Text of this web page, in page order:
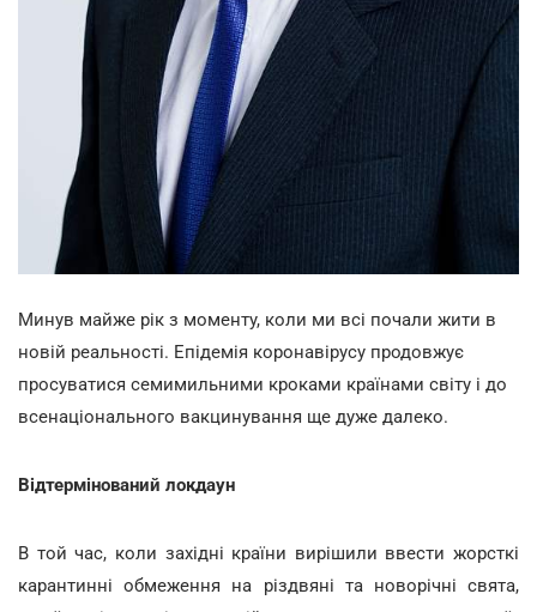
Минув майже рік з моменту, коли ми всі почали жити в
новій реальності. Епідемія коронавірусу продовжує
просуватися семимильними кроками країнами світу і до
всенаціонального вакцинування ще дуже далеко.
Відтермінований локдаун
В той час, коли західні країни вирішили ввести жорсткі
карантинні обмеження на різдвяні та новорічні свята,